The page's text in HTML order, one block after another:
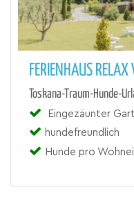
FERIENHAUS RELAX
Toskana-Traum-Hunde-
Eingezäunter
hundefreundlich
Hunde pro